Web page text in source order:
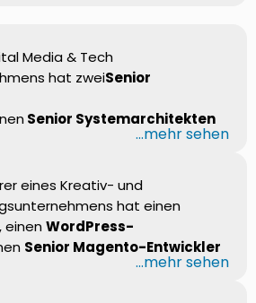
Media & Tech
hat zweiSenior
Senior Systemarchitekten
...mehr sehen
eines Kreativ- und
hat einen
einen WordPress-
Senior Magento-Entwickler
...mehr sehen